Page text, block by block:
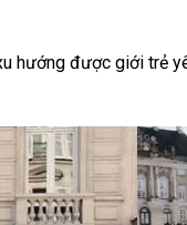
hướng được giới trẻ